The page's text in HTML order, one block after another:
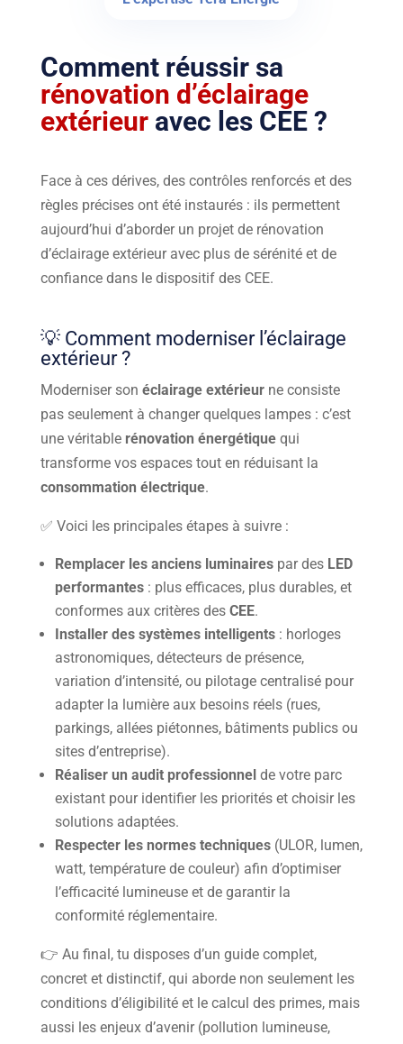
Comment réussir sa
rénovation d’éclairage
extérieuravec les CEE ?
Face à ces dérives, des contrôles renforcés et des
règles précises ont été instaurés : ils permettent
aujourd’hui d’aborder un projet de rénovation
d’éclairage extérieur avec plus de sérénité et de
confiance dans le dispositif des CEE.
💡 Comment moderniser l’éclairage
extérieur ?
Moderniser son éclairage extérieurne consiste
pas seulement à changer quelques lampes : c’est
une véritable rénovation énergétiquequi
transforme vos espaces tout en réduisant la
consommation électrique.
✅ Voici les principales étapes à suivre :
Remplacer les anciens luminairespar des LED
performantes: plus efficaces, plus durables, et
conformes aux critères des CEE.
Installer des systèmes intelligents: horloges
astronomiques, détecteurs de présence,
variation d’intensité, ou pilotage centralisé pour
adapter la lumière aux besoins réels (rues,
parkings, allées piétonnes, bâtiments publics ou
sites d’entreprise).
Réaliser un audit professionnelde votre parc
existant pour identifier les priorités et choisir les
solutions adaptées.
Respecter les normes techniques(ULOR, lumen,
watt, température de couleur) afin d’optimiser
l’efficacité lumineuse et de garantir la
conformité réglementaire.
👉 Au final, tu disposes d’un guide complet,
concret et distinctif, qui aborde non seulement les
conditions d’éligibilité et le calcul des primes, mais
aussi les enjeux d’avenir (pollution lumineuse,